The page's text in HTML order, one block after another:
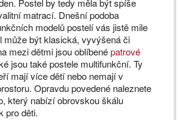
Postel by tedy měla být spíše
matrací. Dnešní podoba
modelů postelí vás jistě mile
může být klasická, vyvýšená či
mezi dětmi jsou oblíbenépatrové
jsou také postele multifunkční. Ty
mají více dětí nebo nemají v
Opravdu povedené naleznete
který nabízí obrovskou škálu
pro děti.